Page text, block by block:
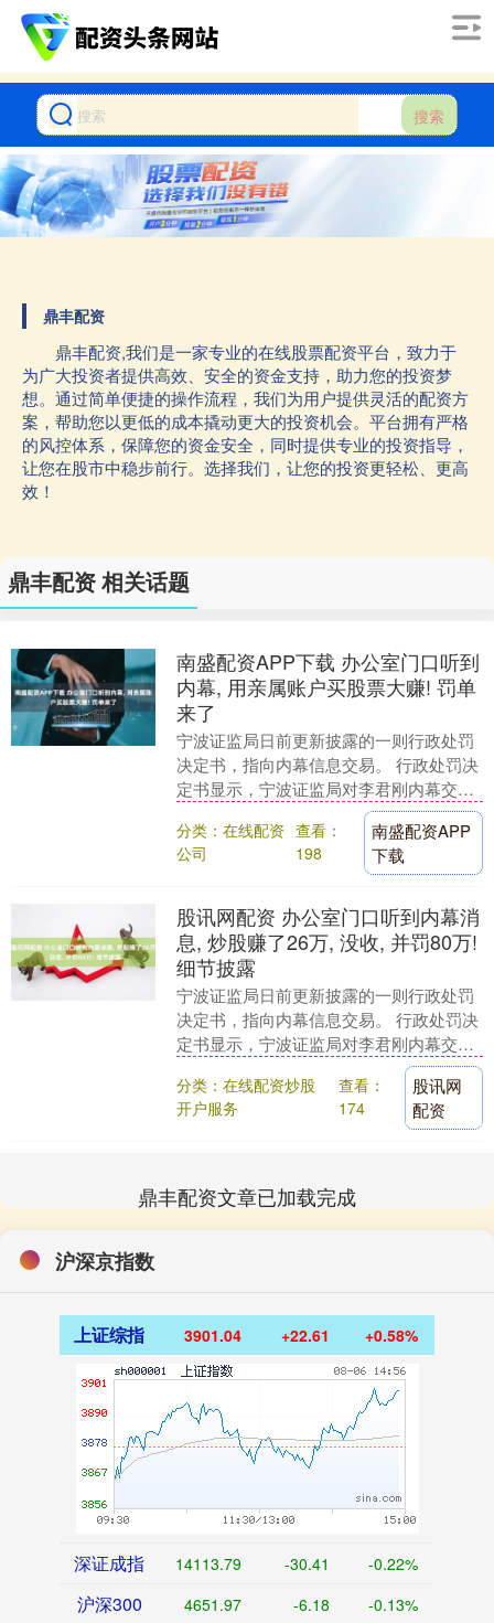
搜索
鼎丰配资
鼎丰配资,我们是一家专业的在线股票配资平台，致力于
为广大投资者提供高效、安全的资金支持，助力您的投资梦
想。通过简单便捷的操作流程，我们为用户提供灵活的配资方
案，帮助您以更低的成本撬动更大的投资机会。平台拥有严格
的风控体系，保障您的资金安全，同时提供专业的投资指导，
让您在股市中稳步前行。选择我们，让您的投资更轻松、更高
效！
鼎丰配资 相关话题
南盛配资APP下载 办公室门口听到
内幕, 用亲属账户买股票大赚! 罚单
来了
宁波证监局日前更新披露的一则行政处罚
决定书，指向内幕信息交易。 行政处罚决
定书显示，宁波证监局对李君刚内幕交易
行为进行了立案调查，发现李君刚在办公
室门口听到了内....
分类：在线配资
公司
查看：
198
南盛配资APP
下载
股讯网配资 办公室门口听到内幕消
息, 炒股赚了26万, 没收, 并罚80万!
细节披露
宁波证监局日前更新披露的一则行政处罚
决定书，指向内幕信息交易。 行政处罚决
定书显示，宁波证监局对李君刚内幕交易
行为进行了立案调查，发现李君刚在办公
室门口听到了内....
分类：在线配资炒股
开户服务
查看：
174
股讯网
配资
鼎丰配资文章已加载完成
沪深京指数
上证综指 3901.04 +22.61 +0.58%
深证成指 14113.79 -30.41 -0.22%
沪深300 4651.97 -6.18 -0.13%